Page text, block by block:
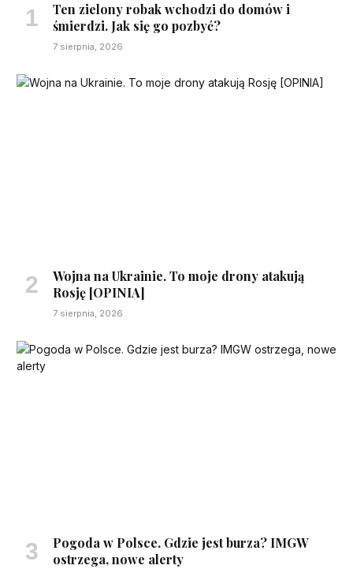
Ten zielony robak wchodzi do domów i
śmierdzi. Jak się go pozbyć?
7 sierpnia, 2026
Wojna na Ukrainie. To moje drony atakują
Rosję [OPINIA]
7 sierpnia, 2026
Pogoda w Polsce. Gdzie jest burza? IMGW
ostrzega, nowe alerty